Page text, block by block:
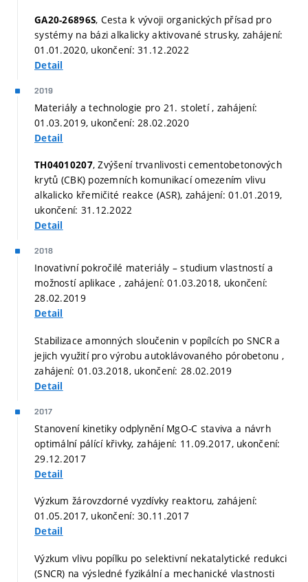
GA20-26896S, Cesta k vývoji organických přísad pro
systémy na bázi alkalicky aktivované strusky, zahájení:
01.01.2020, ukončení: 31.12.2022
Detail
2019
Materiály a technologie pro 21. století , zahájení:
01.03.2019, ukončení: 28.02.2020
Detail
TH04010207, Zvýšení trvanlivosti cementobetonových
krytů (CBK) pozemních komunikací omezením vlivu
alkalicko křemičité reakce (ASR), zahájení: 01.01.2019,
ukončení: 31.12.2022
Detail
2018
Inovativní pokročilé materiály – studium vlastností a
možností aplikace , zahájení: 01.03.2018, ukončení:
28.02.2019
Detail
Stabilizace amonných sloučenin v popílcích po SNCR a
jejich využití pro výrobu autoklávovaného pórobetonu ,
zahájení: 01.03.2018, ukončení: 28.02.2019
Detail
2017
Stanovení kinetiky odplynění MgO-C staviva a návrh
optimální pálící křivky, zahájení: 11.09.2017, ukončení:
29.12.2017
Detail
Výzkum žárovzdorné vyzdívky reaktoru, zahájení:
01.05.2017, ukončení: 30.11.2017
Detail
Výzkum vlivu popílku po selektivní nekatalytické redukci
(SNCR) na výsledné fyzikální a mechanické vlastnosti